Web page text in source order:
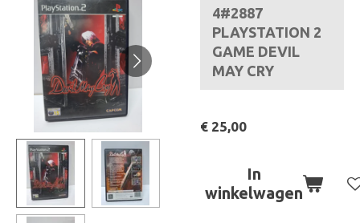
4#2887
PLAYSTATION 2
GAME DEVIL
MAY CRY
€ 25,00
In
winkelwagen